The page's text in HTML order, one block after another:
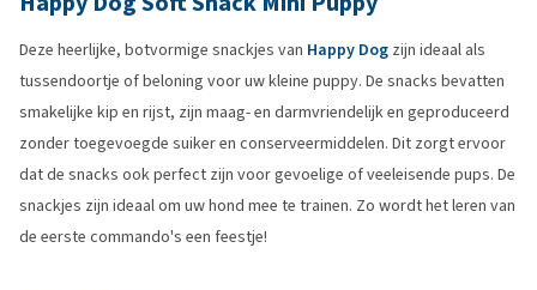
Deze heerlijke, botvormige snackjes van Happy Dog zijn ideaal als
tussendoortje of beloning voor uw kleine puppy. De snacks bevatten
smakelijke kip en rijst, zijn maag- en darmvriendelijk en geproduceerd
zonder toegevoegde suiker en conserveermiddelen. Dit zorgt ervoor
dat de snacks ook perfect zijn voor gevoelige of veeleisende pups. De
snackjes zijn ideaal om uw hond mee te trainen. Zo wordt het leren van
de eerste commando's een feestje!